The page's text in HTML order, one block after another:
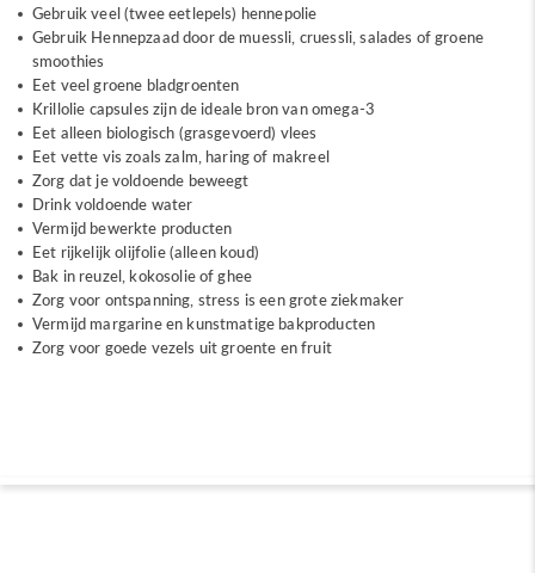
Gebruik veel (twee eetlepels) hennepolie
Gebruik Hennepzaad door de muessli, cruessli, salades of groene
smoothies
Eet veel groene bladgroenten
Krillolie capsules zijn de ideale bron van omega-3
Eet alleen biologisch (grasgevoerd) vlees
Eet vette vis zoals zalm, haring of makreel
Zorg dat je voldoende beweegt
Drink voldoende water
Vermijd bewerkte producten
Eet rijkelijk olijfolie (alleen koud)
Bak in reuzel, kokosolie of ghee
Zorg voor ontspanning, stress is een grote ziekmaker
Vermijd margarine en kunstmatige bakproducten
Zorg voor goede vezels uit groente en fruit